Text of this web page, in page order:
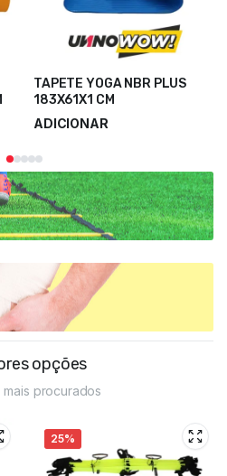
TAPETE YOGA NBR PLUS
183X61X1 CM
ADICIONAR
opções
mais procurados
25%